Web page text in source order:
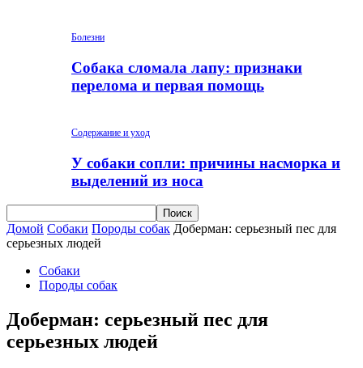
Болезни
Собака сломала лапу: признаки
перелома и первая помощь
Содержание и уход
У собаки сопли: причины насморка и
выделений из носа
Домой Собаки Породы собак Доберман: серьезный пес для
серьезных людей
Собаки
Породы собак
Доберман: серьезный пес для
серьезных людей